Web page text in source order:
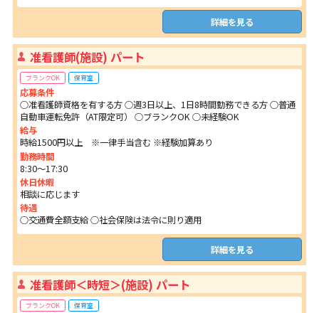
詳細を見る
准看護師(施設) パート
ブランクOK 保育室
応募条件
○准看護師資格を有する方 ○週3日以上、1日8時間勤務できる方 ○普通
自動車運転免許（AT限定可） ○ブランクOK ○未経験OK
給与
時給1500円以上 ※一律手当含む ※経験加算あり
勤務時間
8:30～17:30
休日休暇
相談に応じます
待遇
○交通費全額支給 ○社会保険は法令に則り適用
詳細を見る
准看護師＜時短＞(施設) パート
ブランクOK 保育室